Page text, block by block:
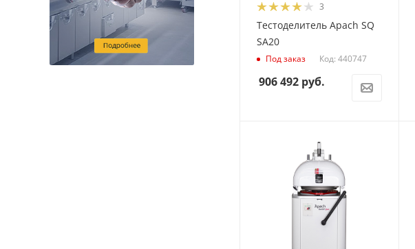
3
Тестоделитель Apach SQ
SA20
Под заказ Код: 440747
906 492 руб.